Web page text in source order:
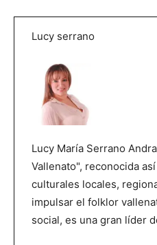
Lucy serrano
Lucy María Serrano
Vallenato", reconocida
culturales locales,
impulsar el folklor
social, es una gran líder